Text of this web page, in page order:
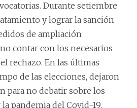
Durante setiembre
y lograr la sanción
de ampliación
contar con los necesarios
rechazo. En las últimas
de las elecciones, dejaron
para no debatir sobre los
pandemia del Covid-19,